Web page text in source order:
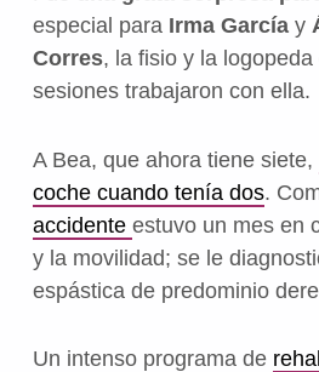
especial para Irma Garcíay
Corres, la fisio y la
sesiones trabajaron con ella.
A Bea, que ahora tiene siete,
coche cuando tenía dos.
accidente estuvo un mes en
y la movilidad; se le
espástica de predominio
Un intenso programa de